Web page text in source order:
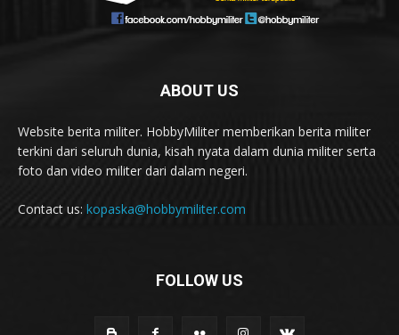
ABOUT US
Website berita militer. HobbyMiliter memberikan berita militer
terkini dari seluruh dunia, kisah nyata dalam dunia militer serta
foto dan video militer dari dalam negeri.
Contact us: kopaska@hobbymiliter.com
FOLLOW US